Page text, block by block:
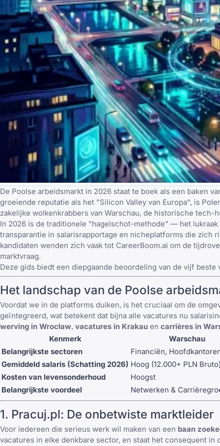
De Poolse arbeidsmarkt in 2026 staat te boek als een baken
groeiende reputatie als het "Silicon Valley van Europa", is
zakelijke wolkenkrabbers van Warschau, de historische tech-
In 2026 is de traditionele "hagelschot-methode" — het
transparantie in salarisrapportage en nicheplatforms die
kandidaten wenden zich vaak tot CareerBoom.ai om de
marktvraag.
Deze gids biedt een diepgaande beoordeling van de vijf
Het landschap van de Poolse
Voordat we in de platforms duiken, is het cruciaal om de
geïntegreerd, wat betekent dat bijna alle vacatures nu
werving in Wrocław, vacatures in Krakau en carrières in
Kenmerk
Warschau
Belangrijkste sectoren
Financiën,
Gemiddeld salaris (Schatting 2026) Hoog (12.000+ PLN
Kosten van levensonderhoud
Hoogst
Belangrijkste voordeel
Netwerken &
1. Pracuj.pl: De onbetwiste marktleider
Voor iedereen die serieus werk wil maken van een baan
vacatures in elke denkbare sector, en staat het consequent in